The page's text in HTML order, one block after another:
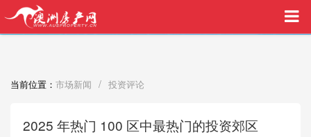
买家中介VIP服务，助您安心购房
当前位置： 市场新闻 / 投资评论
2025 年热门 100 区中最热门的投资郊区